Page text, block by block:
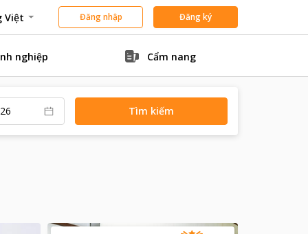
Việt Đăng nhập Đăng ký
nghiệp Cẩm nang
Tìm kiếm